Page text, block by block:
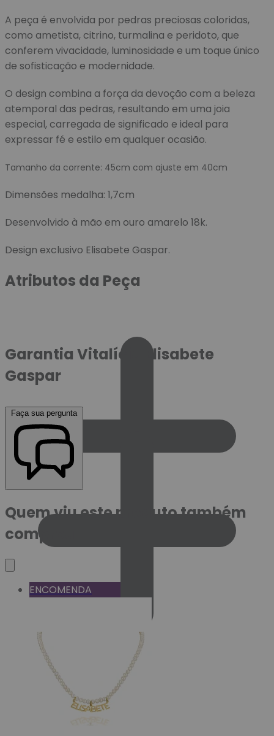
A peça é envolvida por pedras preciosas coloridas,
como ametista, citrino, turmalina e peridoto, que
conferem vivacidade, luminosidade e um toque único
de sofisticação e modernidade.
O design combina a força da devoção com a beleza
atemporal das pedras, resultando em uma joia
especial, carregada de significado e ideal para
expressar fé e estilo em qualquer ocasião.
Tamanho da corrente: 45cm com ajuste em 40cm
Dimensões medalha: 1,7cm
Desenvolvido à mão em ouro amarelo 18k.
Design exclusivo Elisabete Gaspar.
Atributos da Peça
Garantia Vitalícia Elisabete
Gaspar
Faça sua pergunta
Quem viu este produto também
comprou